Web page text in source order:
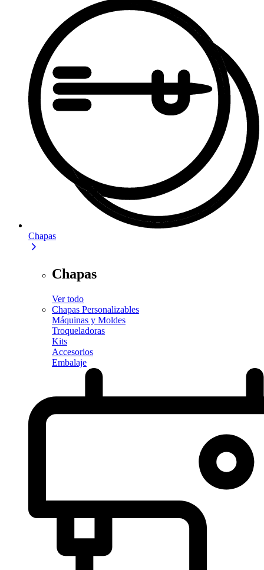
Chapas
Chapas
Ver todo
Chapas Personalizables
Máquinas y Moldes
Troqueladoras
Kits
Accesorios
Embalaje